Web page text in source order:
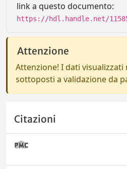
link a questo documento:
https://hdl.handle.net/
Attenzione
Attenzione! I dati visualizzati
sottoposti a validazione da
Citazioni